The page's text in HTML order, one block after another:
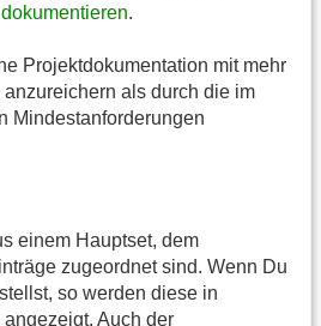
.
Projektdokumentation mit mehr
als durch die im
Mindestanforderungen
einem Hauptset, dem
zugeordnet sind. Wenn Du
so werden diese in
Auch der